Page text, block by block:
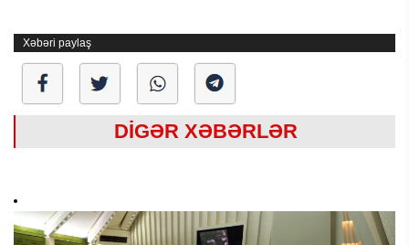
Xəbəri paylaş
DİGƏR XƏBƏRLƏR